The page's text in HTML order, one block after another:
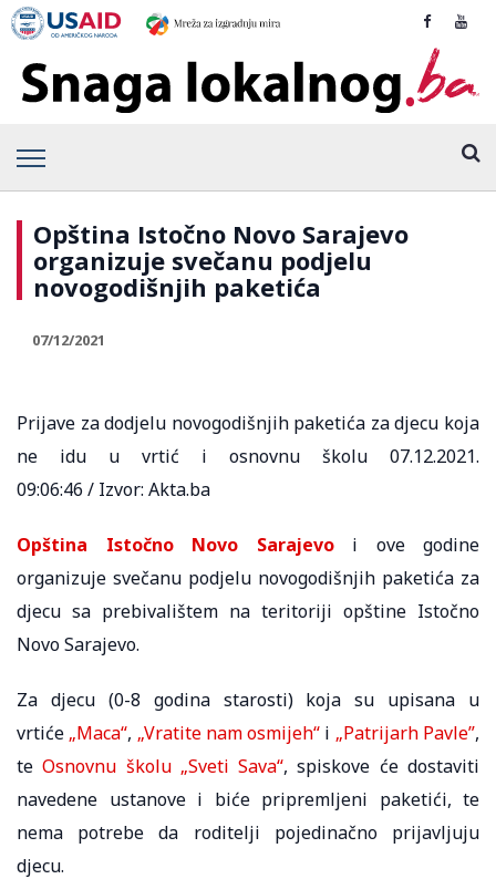
Opština Istočno Novo Sarajevo
organizuje svečanu podjelu
novogodišnjih paketića
07/12/2021
Prijave za dodjelu novogodišnјih paketića za djecu koja
ne idu u vrtić i osnovnu školu 07.12.2021.
09:06:46 / Izvor: Akta.ba
Opština Istočno Novo Sarajevoi ove godine
organizuje svečanu podjelu novogodišnjih paketića za
djecu sa prebivalištem na teritoriji opštine Istočno
Novo Sarajevo.
Za djecu (0-8 godina starosti) koja su upisana u
vrtiće „Maca“, „Vratite nam osmijeh“ i „Patrijarh Pavle”,
teOsnovnu školu „Sveti Sava“, spiskove će dostaviti
navedene ustanove i biće pripremlјeni paketići, te
nema potrebe da roditelјi pojedinačno prijavlјuju
djecu.